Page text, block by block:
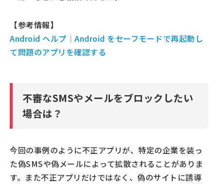
【参考情報】
Android ヘルプ｜Android をセーフモードで再起動し
て問題のアプリを確認する
不審なSMSやメールをブロックしたい
場合は？
今回の事例のように不正アプリが、特定の企業を装っ
た偽SMSや偽メールによって拡散されることがありま
す。また不正アプリだけではなく、偽のサイトに誘導